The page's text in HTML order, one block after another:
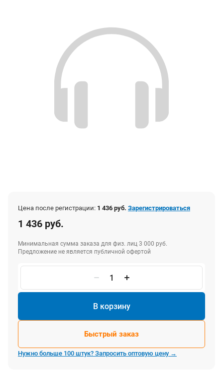
Цена после регистрации: 1 436 руб. Зарегистрироваться
1 436 руб.
Минимальная сумма заказа для физ. лиц 3 000 руб.
Предложение не является публичной офертой
В корзину
Быстрый заказ
Нужно больше 100 штук? Запросить оптовую цену →